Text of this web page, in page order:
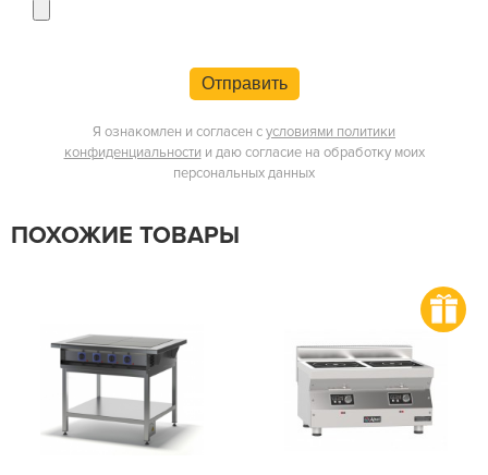
Отправить
Я ознакомлен и согласен сусловиями политики
конфиденциальности и даю согласие на обработку моих
персональных данных
ПОХОЖИЕ ТОВАРЫ